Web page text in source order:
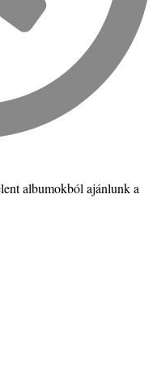
albumokból ajánlunk a